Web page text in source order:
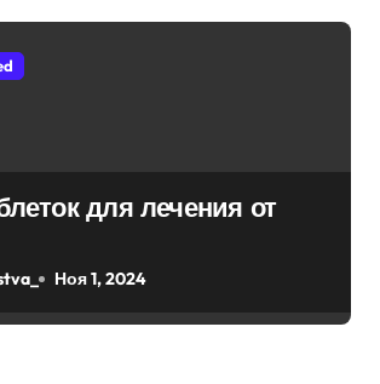
для лечения от
Ноя 1, 2024